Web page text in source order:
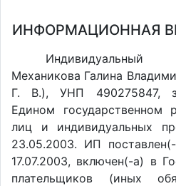
ИНФОРМАЦИОННАЯ
Индивидуальный
Механикова Галина
Г. В.), УНП 490275847,
Едином государственном
лиц и индивидуальных
23.05.2003. ИП
17.07.2003, включен(-a) в
плательщиков (иных